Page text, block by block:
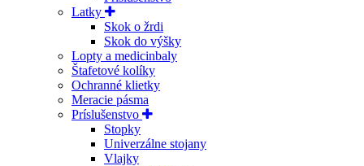
Latky
Skok o žrdi
Skok do výšky
Lopty a medicinbaly
Štafetové kolíky
Ochranné klietky
Meracie pásma
Príslušenstvo
Stopky
Univerzálne stojany
Vlajky